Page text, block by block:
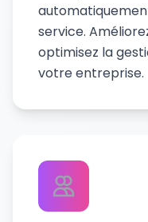
service.
optimisez la
votre entreprise.